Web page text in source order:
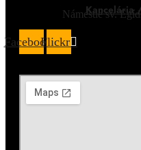
Kancelária
Námestie sv.
FacebookFlickr